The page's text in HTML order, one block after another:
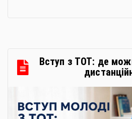
закупівлях: як сформувати
Вступ з ТОТ: де